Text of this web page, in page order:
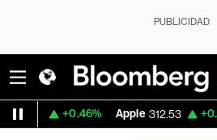
PUBLICIDAD
Apple 312.53 +0.51% USD COP